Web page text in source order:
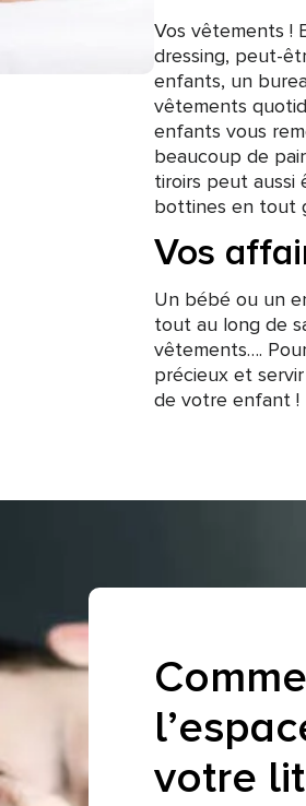
Vos vêtements !
dressing, peut-
enfants, un
vêtements
enfants vous
beaucoup de
tiroirs peut aussi
bottines en tout
Vos
Un bébé ou un
tout au long de
vêtements….
précieux et
de votre enfant !
votre